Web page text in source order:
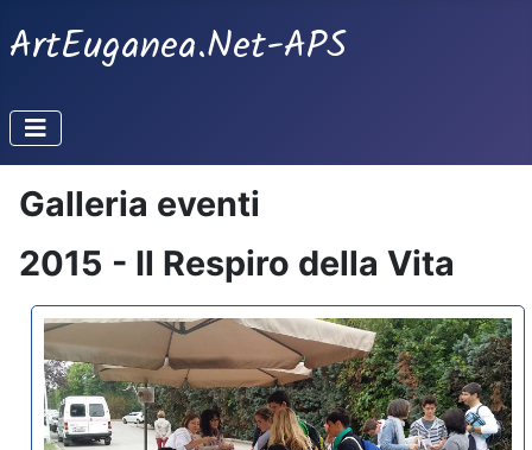
ArtEuganea.Net-APS
Galleria eventi
2015 - Il Respiro della Vita